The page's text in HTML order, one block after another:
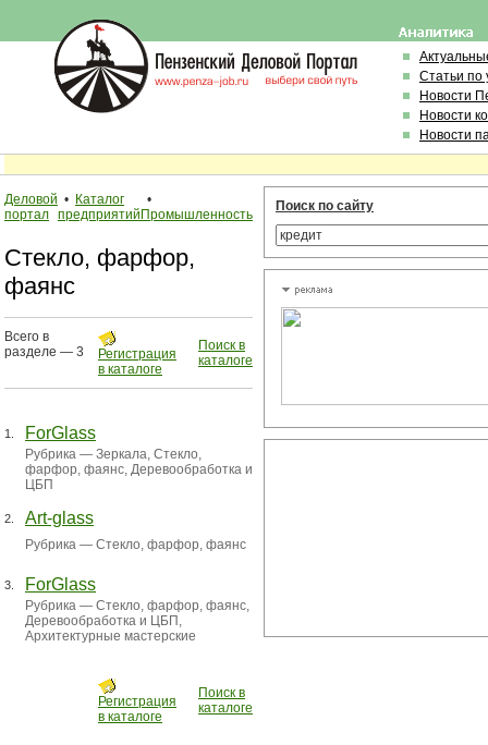
Статьи по
Новости
Новости
Новости
Деловой
портал
• Каталог
предприятий
•
Промышленность
Стекло, фарфор,
фаянс
Всего в
разделе — 3
Регистрация
в каталоге
Поиск в
каталоге
1. ForGlass
Рубрика — Зеркала, Стекло,
фарфор, фаянс, Деревообработка и
ЦБП
2. Art-glass
Рубрика — Стекло, фарфор, фаянс
3. ForGlass
Рубрика — Стекло, фарфор, фаянс,
Деревообработка и ЦБП ,
Архитектурные мастерские
Регистрация
в каталоге
Поиск в
каталоге
Поиск по сайту